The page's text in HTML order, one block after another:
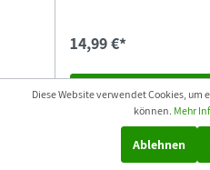
sehr gut vertragen.Größe:
14,99 €*
In den
Diese Website verwendet Cookies, um
können. Mehr
Ablehnen